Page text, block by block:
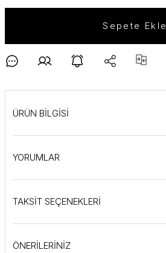
Sepete Ekle
ÜRÜN BİLGİSİ
YORUMLAR
TAKSİT SEÇENEKLERİ
ÖNERİLERİNİZ